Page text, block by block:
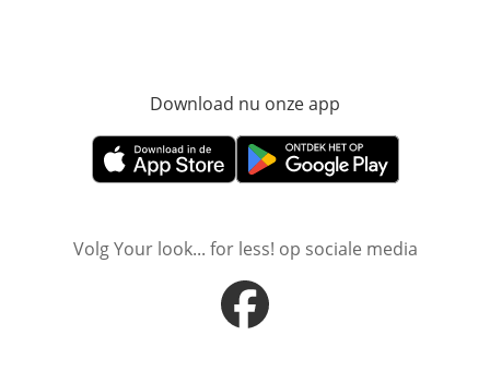
Download nu onze app
Opent in nieuw vensterOpent in nieuw venster
Volg Your look... for less! op sociale media
Opent in nieuw venster